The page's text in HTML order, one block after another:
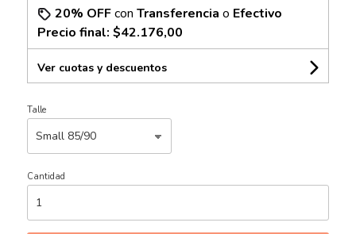
20% OFFcon Transferencia o Efectivo
Precio final: $42.176,00
Ver cuotas y descuentos
Talle
Cantidad